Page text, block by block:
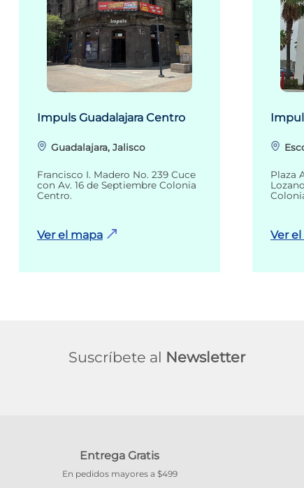
Impuls Guadalajara Centro
Guadalajara, Jalisco
Francisco I. Madero No. 239 Cuce
con Av. 16 de Septiembre Colonia
Centro.
Ver el mapa
Plaza
Ver
Suscríbete al Newsletter
Entrega Gratis
En pedidos mayores a $499